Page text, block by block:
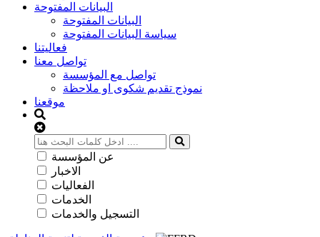
البيانات المفتوحة
البيانات المفتوحة
سياسة البيانات المفتوحة
فعاليتنا
تواصل معنا
تواصل مع المؤسسة
نموذج تقديم شكوى او ملاحظة
موقعنا
عن المؤسسة
الاخبار
الفعاليات
الخدمات
التسجيل والخدمات